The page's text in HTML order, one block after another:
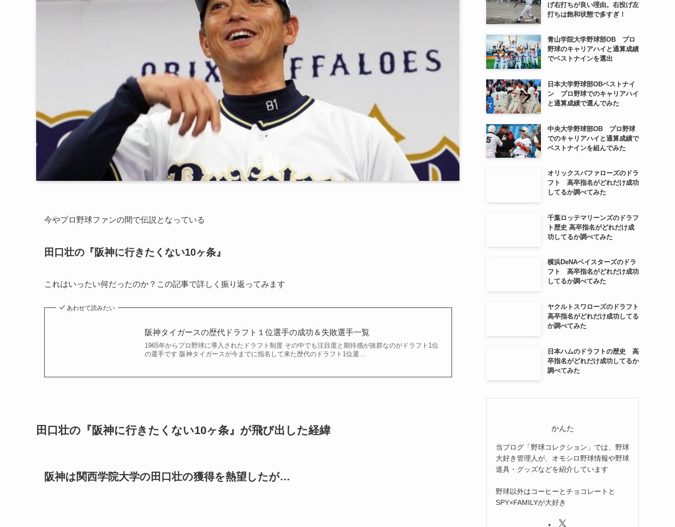
今やプロ野球ファンの間で伝説となっている
田口壮の『阪神に行きたくない10ヶ条』
これはいったい何だったのか？この記事で詳しく振り返ってみます
あわせて読みたい
阪神タイガースの歴代ドラフト１位選手の成功＆失敗選手一覧
1965年からプロ野球に導入されたドラフト制度 その中でも注目度と期待感が抜群なのがドラフト1位
の選手です 阪神タイガースが今までに指名して来た歴代のドラフト1位選…
田口壮の『阪神に行きたくない10ヶ条』が飛び出した経緯
阪神は関西学院大学の田口壮の獲得を熱望したが…
げ右打ちが良い理由。右投げ左
打ちは飽和状態で多すぎ！
青山学院大学野球部OB プロ
野球のキャリアハイと通算成績
でベストナインを選出
日本大学野球部OBベストナイ
ン プロ野球でのキャリアハイ
と通算成績で選んでみた
中央大学野球部OB プロ野球
でのキャリアハイと通算成績で
ベストナインを組んでみた
オリックスバファローズのドラ
フト 高卒指名がどれだけ成功
してるか調べてみた
千葉ロッテマリーンズのドラフ
ト歴史 高卒指名がどれだけ成
功してるか調べてみた
横浜DeNAベイスターズのドラ
フト 高卒指名がどれだけ成功
してるか調べてみた
ヤクルトスワローズのドラフト
高卒指名がどれだけ成功してる
か調べてみた
日本ハムのドラフトの歴史 高
卒指名がどれだけ成功してるか
調べてみた
かんた
当ブログ「野球コレクション」では、野球
大好き管理人が、オモシロ野球情報や野球
道具・グッズなどを紹介しています
野球以外はコーヒーとチョコレートと
SPY×FAMILYが大好き